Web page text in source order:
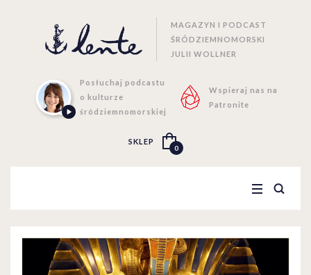
MAGAZYN I PODCAST
ŚRÓDZIEMNOMORSKI
JULII WOLLNER
Posłuchaj podcastu
o kulturze
śródziemnomorskiej
Wspieraj nas na
Patronite
SKLEP
0